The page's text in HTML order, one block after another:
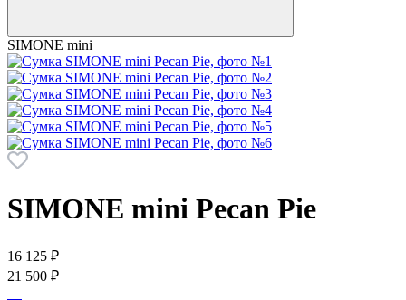
SIMONE mini
SIMONE mini Pecan Pie
16 125 ₽
21 500 ₽